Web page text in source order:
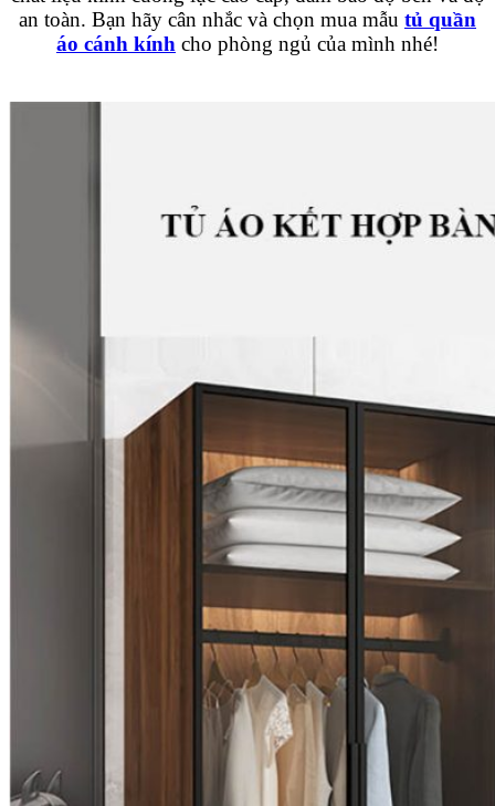
an toàn. Bạn hãy cân nhắc và chọn mua mẫu tủ quần
áo cánh kính cho phòng ngủ của mình nhé!